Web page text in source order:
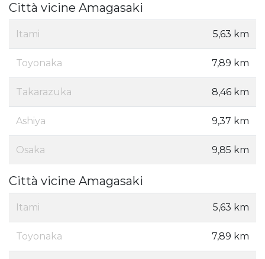
Città vicine Amagasaki
Itami 5,63 km
Toyonaka 7,89 km
Takarazuka 8,46 km
Ashiya 9,37 km
Osaka 9,85 km
Città vicine Amagasaki
Itami 5,63 km
Toyonaka 7,89 km